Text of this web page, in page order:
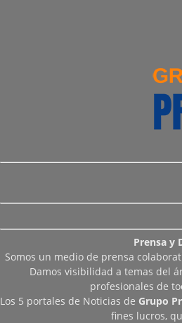
Prensa y
Somos un medio de prensa
Damos visibilidad a temas del
profesionales de
Los 5 portales de Noticias de Grupo
fines lucros,